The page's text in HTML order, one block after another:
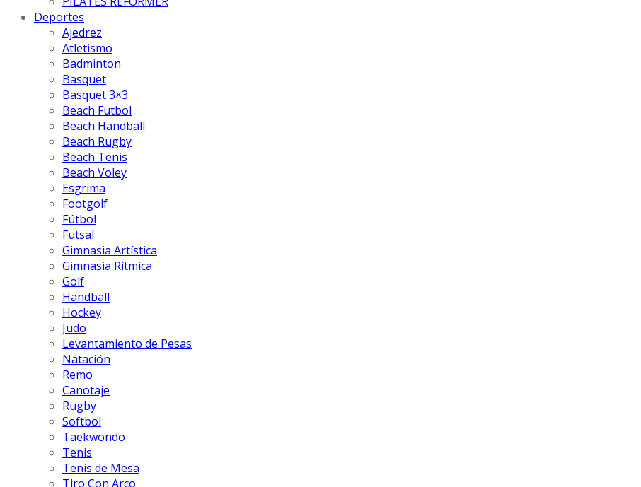
Deportes
Ajedrez
Atletismo
Badminton
Basquet
Basquet 3×3
Beach Futbol
Beach Handball
Beach Rugby
Beach Tenis
Beach Voley
Esgrima
Footgolf
Fútbol
Futsal
Gimnasia Artística
Gimnasia Rítmica
Golf
Handball
Hockey
Judo
Levantamiento de Pesas
Natación
Remo
Canotaje
Rugby
Softbol
Taekwondo
Tenis
Tenis de Mesa
Tiro Con Arco